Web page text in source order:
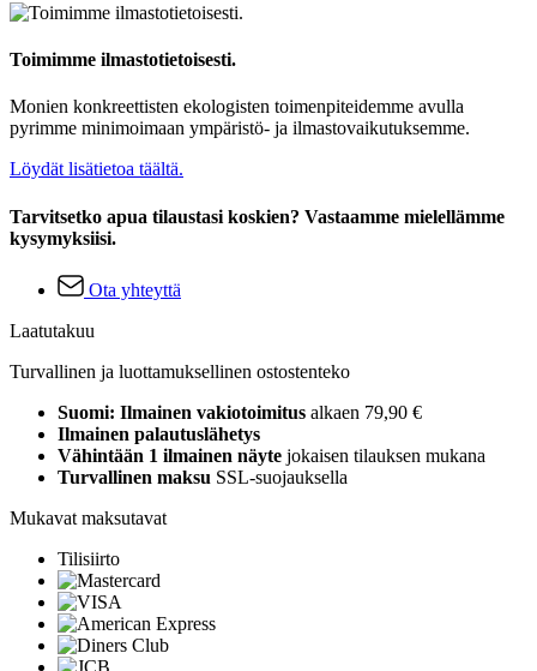
Toimimme ilmastotietoisesti.
Monien konkreettisten ekologisten toimenpiteidemme avulla
pyrimme minimoimaan ympäristö- ja ilmastovaikutuksemme.
Löydät lisätietoa täältä.
Tarvitsetko apua tilaustasi koskien? Vastaamme mielellämme
kysymyksiisi.
Ota yhteyttä
Laatutakuu
Turvallinen ja luottamuksellinen ostostenteko
Suomi: Ilmainen vakiotoimitus alkaen 79,90 €
Ilmainen palautuslähetys
Vähintään 1 ilmainen näyte jokaisen tilauksen mukana
Turvallinen maksu SSL-suojauksella
Mukavat maksutavat
Tilisiirto